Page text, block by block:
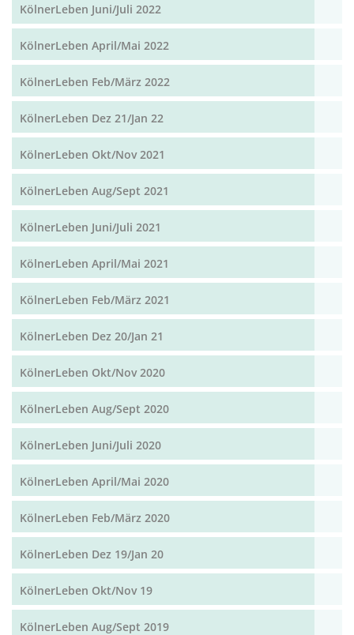
KölnerLeben Juni/Juli 2022
KölnerLeben April/Mai 2022
KölnerLeben Feb/März 2022
KölnerLeben Dez 21/Jan 22
KölnerLeben Okt/Nov 2021
KölnerLeben Aug/Sept 2021
KölnerLeben Juni/Juli 2021
KölnerLeben April/Mai 2021
KölnerLeben Feb/März 2021
KölnerLeben Dez 20/Jan 21
KölnerLeben Okt/Nov 2020
KölnerLeben Aug/Sept 2020
KölnerLeben Juni/Juli 2020
KölnerLeben April/Mai 2020
KölnerLeben Feb/März 2020
KölnerLeben Dez 19/Jan 20
KölnerLeben Okt/Nov 19
KölnerLeben Aug/Sept 2019